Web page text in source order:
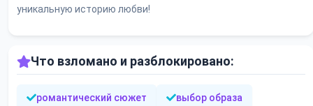
уникальную историю любви!
Что взломано и разблокировано:
романтический сюжет выбор образа